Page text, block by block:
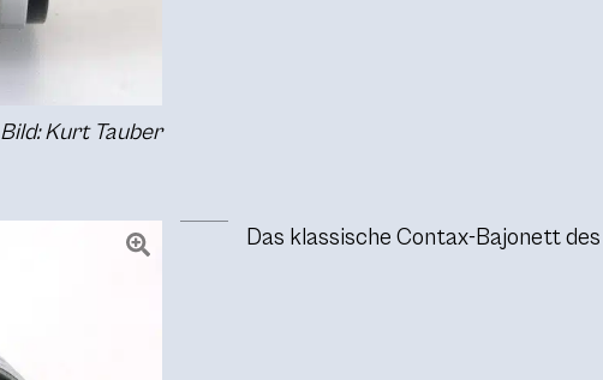
Bild: Kurt Tauber
Das klassische Contax-Bajonett des